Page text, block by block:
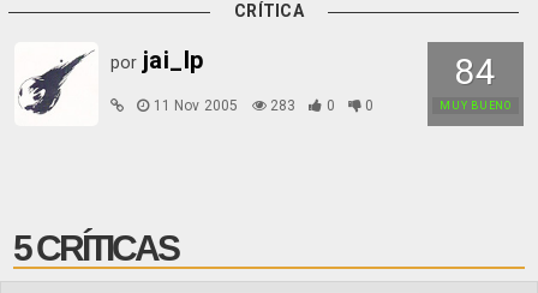
CRÍTICA
84
MUY BUENO
por jai_lp
11 Nov 2005 283 0 0
5 CRÍTICAS